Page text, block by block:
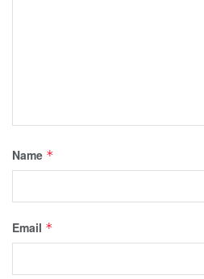
Name *
Email *